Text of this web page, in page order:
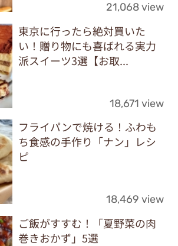
21,068 view
東京に行ったら絶対買いた
い！贈り物にも喜ばれる実力
派スイーツ3選【お取...
18,671 view
フライパンで焼ける！ふわも
ち食感の手作り「ナン」レシ
ピ
18,469 view
ご飯がすすむ！「夏野菜の肉
巻きおかず」5選